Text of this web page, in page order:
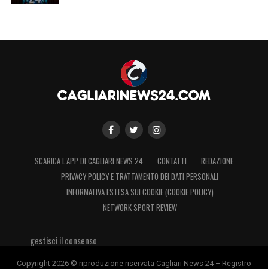
SCARICA L’APP DI CAGLIARI NEWS 24 CONTATTI
REDAZIONE
PRIVACY POLICY E TRATTAMENTO DEI DATI PERSONALI
INFORMATIVA ESTESA SUI COOKIE (COOKIE POLICY)
NETWORK SPORT REVIEW
gestisci il consenso
Copyright 2026 © riproduzione riservata Cagliari News 24 – Registro